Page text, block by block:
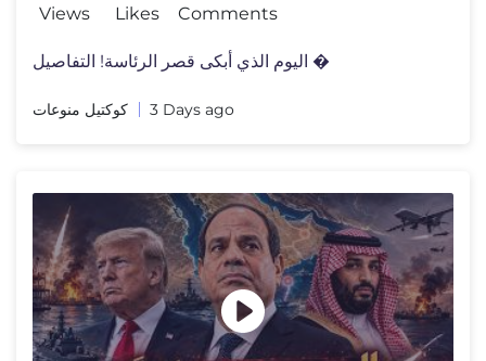
Views
Likes
Comments
اليوم الذي أبكى قصر الرئاسة! التفاصيل �
كوكتيل منوعات 3 Days ago